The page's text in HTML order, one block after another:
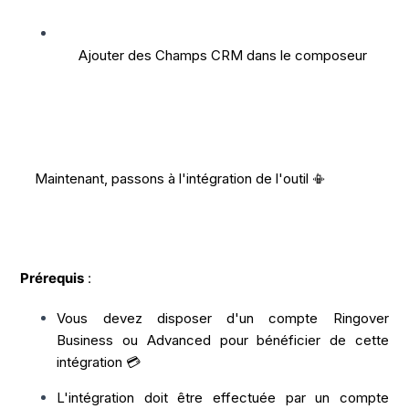
Ajouter des Champs CRM dans le composeur
Maintenant, passons à l'intégration de l'outil 📳
Prérequis :
Vous devez disposer d'un compte Ringover
Business ou Advanced pour bénéficier de cette
intégration 💳
L'intégration doit être effectuée par un compte